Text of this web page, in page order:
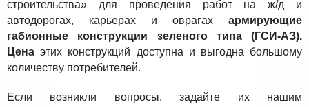
строительства» для проведения работ на ж/д и
автодорогах, карьерах и оврагах армирующие
габионные конструкции зеленого типа (ГСИ-АЗ).
Цена этих конструкций доступна и выгодна большому
количеству потребителей.
Если возникли вопросы, задайте их нашим